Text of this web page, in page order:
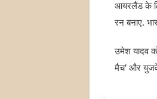
आयरलैंड के
रन बनाए.
उमेश यादव
मैच’ और